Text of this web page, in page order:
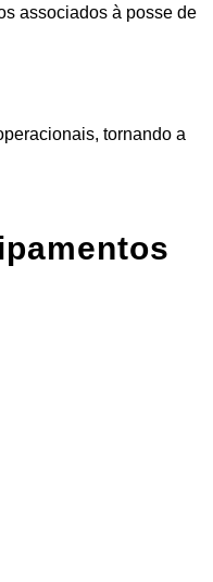
associados à posse de
tornando a